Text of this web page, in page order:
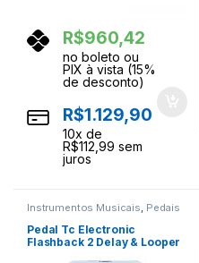
R$960,42
no boleto ou
PIX à vista (15%
de desconto)
R$1.129,90
10x de
R$112,99 sem
juros
Instrumentos Musicais, Pedais
Pedais e Pedaleiras
Pedal Tc Electronic
Flashback 2 Delay & Looper